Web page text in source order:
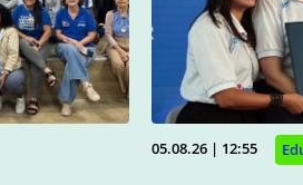
05.08.26 | 12:55